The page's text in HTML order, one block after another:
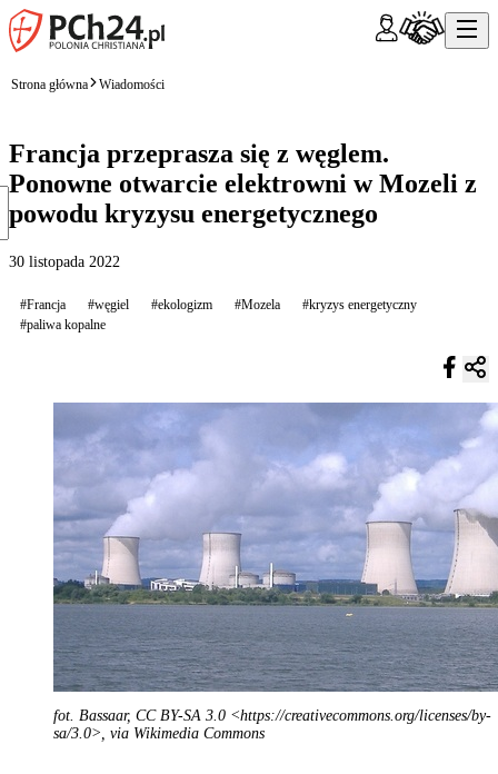
Strona główna Wiadomości
Francja przeprasza się z węglem.
Ponowne otwarcie elektrowni w Mozeli z
powodu kryzysu energetycznego
30 listopada 2022
#Francja #węgiel #ekologizm #Mozela
#kryzys energetyczny
#paliwa kopalne
fot. Bassaar, CC BY-SA 3.0 <https://creativecommons.org/licenses/by-
sa/3.0>, via Wikimedia Commons